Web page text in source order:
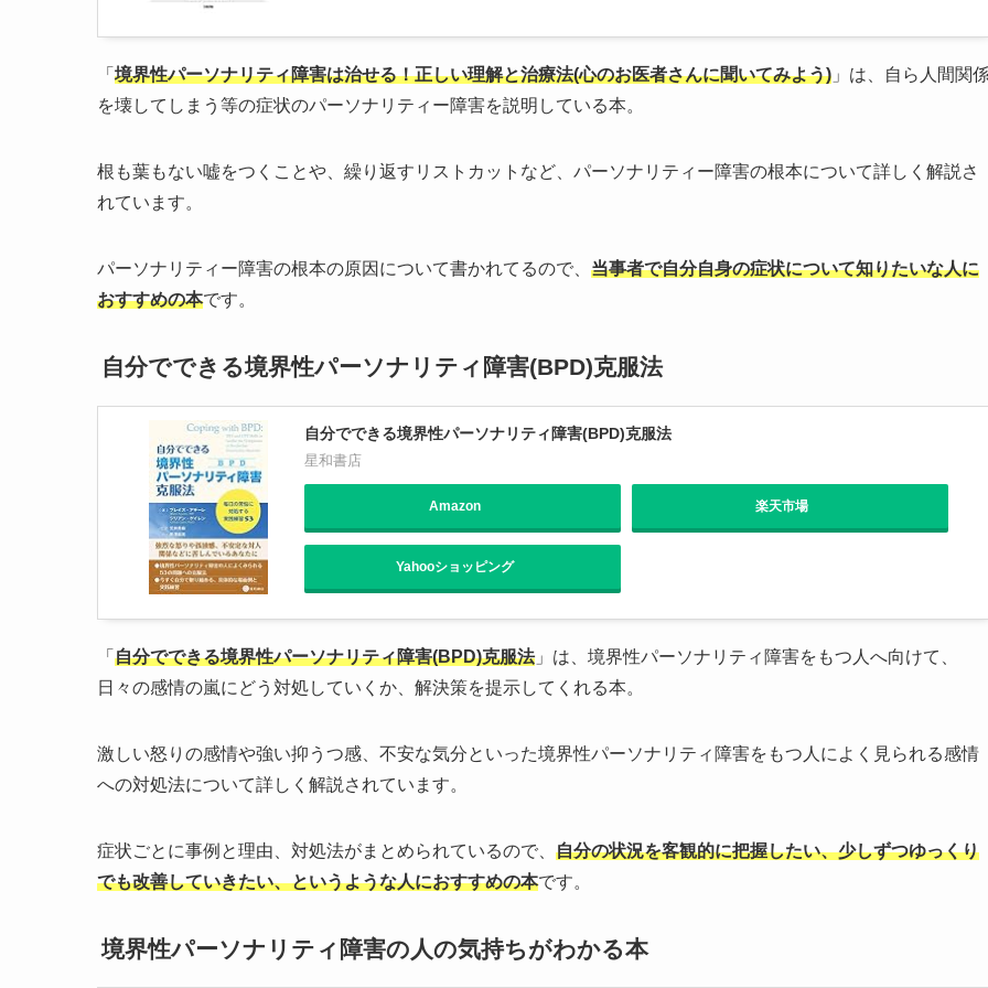
「 境界性パーソナリティ障害は治せる！正しい理解と治療法(心のお医者さんに聞いてみよう) 」は、自ら人間関
を壊してしまう等の症状のパーソナリティー障害を説明している本。
根も葉もない嘘をつくことや、繰り返すリストカットなど、パーソナリティー障害の根本について詳しく解説さ
れています。
パーソナリティー障害の根本の原因について書かれてるので、 当事者で自分自身の症状について知りたいな人に
おすすめの本です。
自分でできる境界性パーソナリティ障害(BPD)克服法
自分でできる境界性パーソナリティ障害(BPD)克服法
星和書店
Amazon 楽天市場
Yahooショッピング
「 自分でできる境界性パーソナリティ障害(BPD)克服法」は、境界性パーソナリティ障害をもつ人へ向けて、
日々の感情の嵐にどう対処していくか、解決策を提示してくれる本。
激しい怒りの感情や強い抑うつ感、不安な気分といった境界性パーソナリティ障害をもつ人によく見られる感情
への対処法について詳しく解説されています。
症状ごとに事例と理由、対処法がまとめられているので、 自分の状況を客観的に把握したい、少しずつゆっくり
でも改善していきたい、というような人におすすめの本です。
境界性パーソナリティ障害の人の気持ちがわかる本